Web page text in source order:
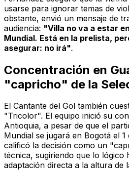
usarse para ignorar temas de
obstante, envió un mensaje de
audiencia: "Villa no va a estar
Mundial. Está en la prelista,
asegurar: no irá".
Concentración en
"capricho" de la
El Cantante del Gol también
"Tricolor". El equipo inició su
Antioquia, a pesar de que el
Mundial se jugará en Bogotá el 1
calificó la decisión como un
técnica, sugiriendo que lo lógico
adaptación directa a la altura de